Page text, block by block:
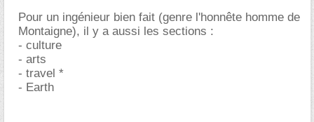
Pour un ingénieur bien fait (genre l'honnête homme de
Montaigne), il y a aussi les sections :
- culture
- arts
- travel *
- Earth